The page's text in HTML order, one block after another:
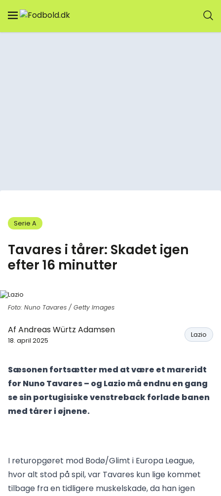
Serie A
Tavares i tårer: Skadet igen
efter 16 minutter
Foto: Nuno Tavares / Getty Images
Af Andreas Würtz Adamsen
18. april 2025
Lazio
Sæsonen fortsætter med at være et mareridt
for Nuno Tavares – og Lazio må endnu en gang
se sin portugisiske venstreback forlade banen
med tårer i øjnene.
I returopgøret mod Bodø/Glimt i Europa League,
hvor alt stod på spil, var Tavares kun lige kommet
tilbage fra en tidligere muskelskade, da han igen